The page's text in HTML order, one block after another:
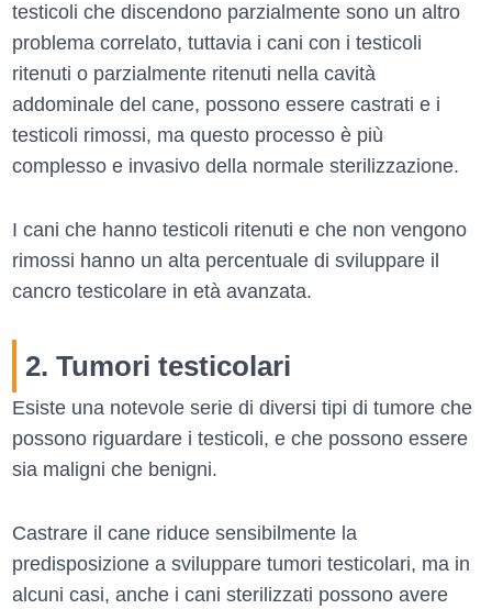
testicoli che discendono parzialmente sono un altro
problema correlato, tuttavia i cani con i testicoli
ritenuti o parzialmente ritenuti nella cavità
addominale del cane, possono essere castrati e i
testicoli rimossi, ma questo processo è più
complesso e invasivo della normale sterilizzazione.
I cani che hanno testicoli ritenuti e che non vengono
rimossi hanno un alta percentuale di sviluppare il
cancro testicolare in età avanzata.
2. Tumori testicolari
Esiste una notevole serie di diversi tipi di tumore che
possono riguardare i testicoli, e che possono essere
sia maligni che benigni.
Castrare il cane riduce sensibilmente la
predisposizione a sviluppare tumori testicolari, ma in
alcuni casi, anche i cani sterilizzati possono avere